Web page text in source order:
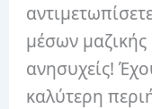
μέσων
ανησυχείς!
καλύτερη